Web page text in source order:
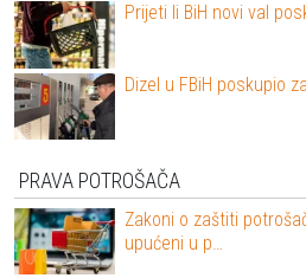
Prijeti li BiH novi val
Dizel u FBiH poskupio
PRAVA POTROŠAČA
Zakoni o zaštiti
upućeni u p…